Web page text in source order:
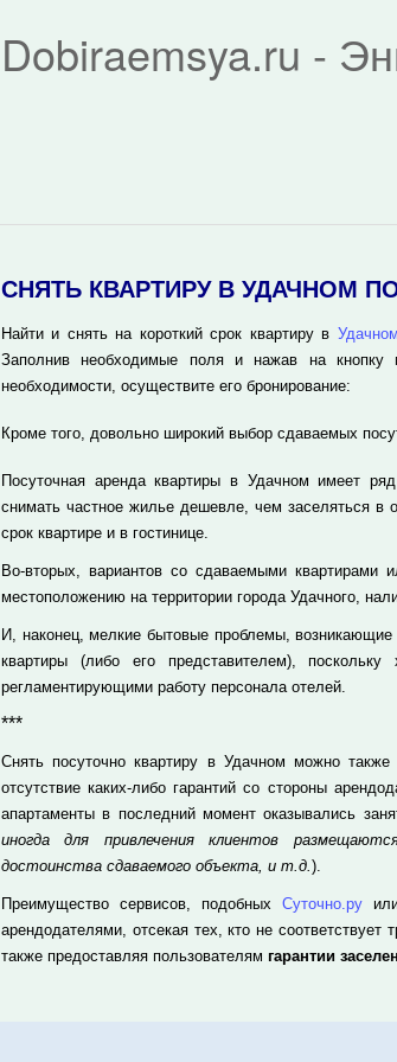
Dobiraemsya.ru -
СНЯТЬ КВАРТИРУ В УДАЧНОМ
Найти и снять на короткий срок квартиру в Удачном
Заполнив необходимые поля и нажав на кнопку
необходимости, осуществите его бронирование:
Кроме того, довольно широкий выбор сдаваемых
Посуточная аренда квартиры в Удачном имеет
снимать частное жилье дешевле, чем заселяться в
срок квартире и в гостинице.
Во-вторых, вариантов со сдаваемыми
местоположению на территории города Удачного,
И, наконец, мелкие бытовые проблемы,
квартиры (либо его представителем),
регламентирующими работу персонала отелей.
***
Снять посуточно квартиру в Удачном можно
отсутствие каких-либо гарантий со стороны
апартаменты в последний момент оказывались
иногда для привлечения клиентов
достоинства сдаваемого объекта, и т.д.).
Преимущество сервисов, подобных Суточно.ру
арендодателями, отсекая тех, кто не
также предоставляя пользователям гарантии